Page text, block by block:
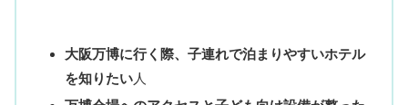
大阪万博に行く際、子連れで泊まりやすいホテル
を知りたい人